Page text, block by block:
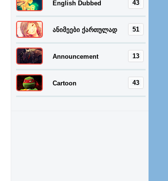
43
English Dubbed
51
ანიმეები ქართულად
13
Announcement
43
Cartoon